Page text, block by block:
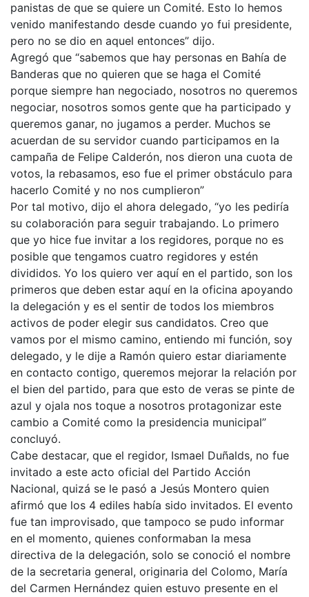
panistas de que se quiere un Comité. Esto lo hemos
venido manifestando desde cuando yo fui presidente,
pero no se dio en aquel entonces” dijo.
Agregó que “sabemos que hay personas en Bahía de
Banderas que no quieren que se haga el Comité
porque siempre han negociado, nosotros no queremos
negociar, nosotros somos gente que ha participado y
queremos ganar, no jugamos a perder. Muchos se
acuerdan de su servidor cuando participamos en la
campaña de Felipe Calderón, nos dieron una cuota de
votos, la rebasamos, eso fue el primer obstáculo para
hacerlo Comité y no nos cumplieron”
Por tal motivo, dijo el ahora delegado, “yo les pediría
su colaboración para seguir trabajando. Lo primero
que yo hice fue invitar a los regidores, porque no es
posible que tengamos cuatro regidores y estén
divididos. Yo los quiero ver aquí en el partido, son los
primeros que deben estar aquí en la oficina apoyando
la delegación y es el sentir de todos los miembros
activos de poder elegir sus candidatos. Creo que
vamos por el mismo camino, entiendo mi función, soy
delegado, y le dije a Ramón quiero estar diariamente
en contacto contigo, queremos mejorar la relación por
el bien del partido, para que esto de veras se pinte de
azul y ojala nos toque a nosotros protagonizar este
cambio a Comité como la presidencia municipal”
concluyó.
Cabe destacar, que el regidor, Ismael Duñalds, no fue
invitado a este acto oficial del Partido Acción
Nacional, quizá se le pasó a Jesús Montero quien
afirmó que los 4 ediles había sido invitados. El evento
fue tan improvisado, que tampoco se pudo informar
en el momento, quienes conformaban la mesa
directiva de la delegación, solo se conoció el nombre
de la secretaria general, originaria del Colomo, María
del Carmen Hernández quien estuvo presente en el